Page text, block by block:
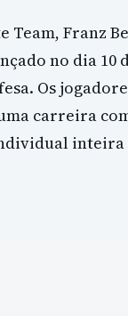
Team, Franz
no dia 10
Os
carreira
inteira